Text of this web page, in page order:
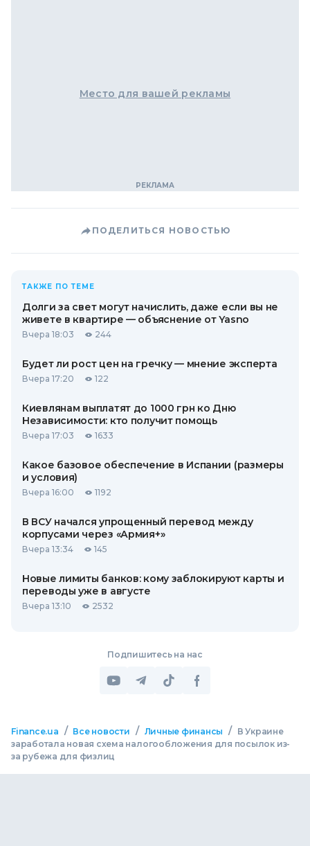
Место для вашей рекламы
ПОДЕЛИТЬСЯ НОВОСТЬЮ
ТАКЖЕ ПО ТЕМЕ
Долги за свет могут начислить, даже если вы не
живете в квартире — объяснение от Yasno
Вчера 18:03 244
Будет ли рост цен на гречку — мнение эксперта
Вчера 17:20 122
Киевлянам выплатят до 1000 грн ко Дню
Независимости: кто получит помощь
Вчера 17:03 1633
Какое базовое обеспечение в Испании (размеры
и условия)
Вчера 16:00 1192
В ВСУ начался упрощенный перевод между
корпусами через «Армия+»
Вчера 13:34 145
Новые лимиты банков: кому заблокируют карты и
переводы уже в августе
Вчера 13:10 2532
Подпишитесь на нас
Finance.ua / Все новости / Личные финансы /
В Украине
заработала новая схема налогообложения для посылок из-
за рубежа для физлиц